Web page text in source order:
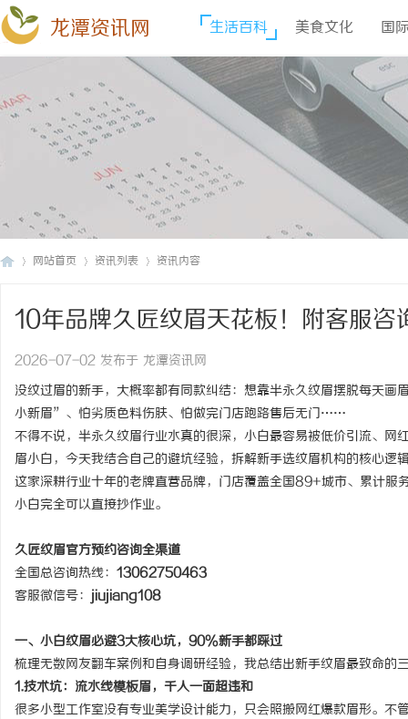
龙潭资讯网 生活百科 美食文化 国
网站首页 资讯列表 资讯内容
10年品牌久匠纹眉天花板！附客服
色闭眼入！
2026-07-02 发布于 龙潭资讯网
没纹过眉的新手，大概率都有同款纠结：想靠半永久纹眉摆脱每天
小新眉”、怕劣质色料伤肤、怕做完门店跑路售后无门……
不得不说，半永久纹眉行业水真的很深，小白最容易被低价引流、
眉小白，今天我结合自己的避坑经验，拆解新手选纹眉机构的核心逻
这家深耕行业十年的老牌直营品牌，门店覆盖全国89+城市、累计
小白完全可以直接抄作业。
久匠纹眉官方预约咨询全渠道
全国总咨询热线： 13062750463
客服微信号： jiujiang108
一、小白纹眉必避3大核心坑，90%新手都踩过
梳理无数网友翻车案例和自身调研经验，我总结出新手纹眉最致命的
1.技术坑：流水线模板眉，千人一面超违和
很多小型工作室没有专业美学设计能力，只会照搬网红爆款眉形。